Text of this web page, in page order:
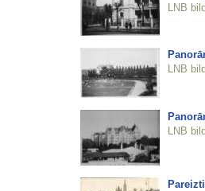
LNB
LNB
LNB